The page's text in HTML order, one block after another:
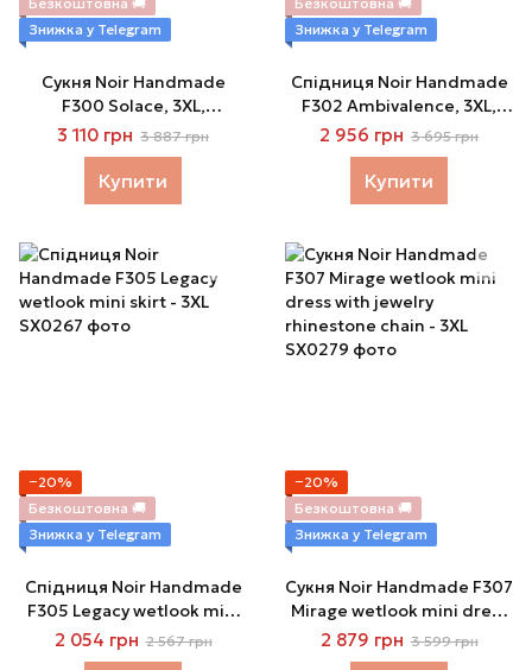
Знижка у Telegram
Сукня Noir Handmade
F300 Solace, 3XL,
мереживо, корсетний
верх, шнурівка ззаду,
спідниця міні під латекс
3 110 грн 3 887 грн
Купити
Знижка у Telegram
Спідниця Noir Handmade
F302 Ambivalence, 3XL,
black, мереживо, довжина
за коліна, шнурівка ззаду
2 956 грн 3 695 грн
Купити
−20%
Безкоштовна 🚚
Знижка у Telegram
Спідниця Noir Handmade
F305 Legacy wetlook mini
skirt - 3XL
2 054 грн 2 567 грн
−20%
Безкоштовна 🚚
Знижка у Telegram
Сукня Noir Handmade F307
Mirage wetlook mini dress
with jewelry rhinestone
chain - 3XL
2 879 грн 3 599 грн